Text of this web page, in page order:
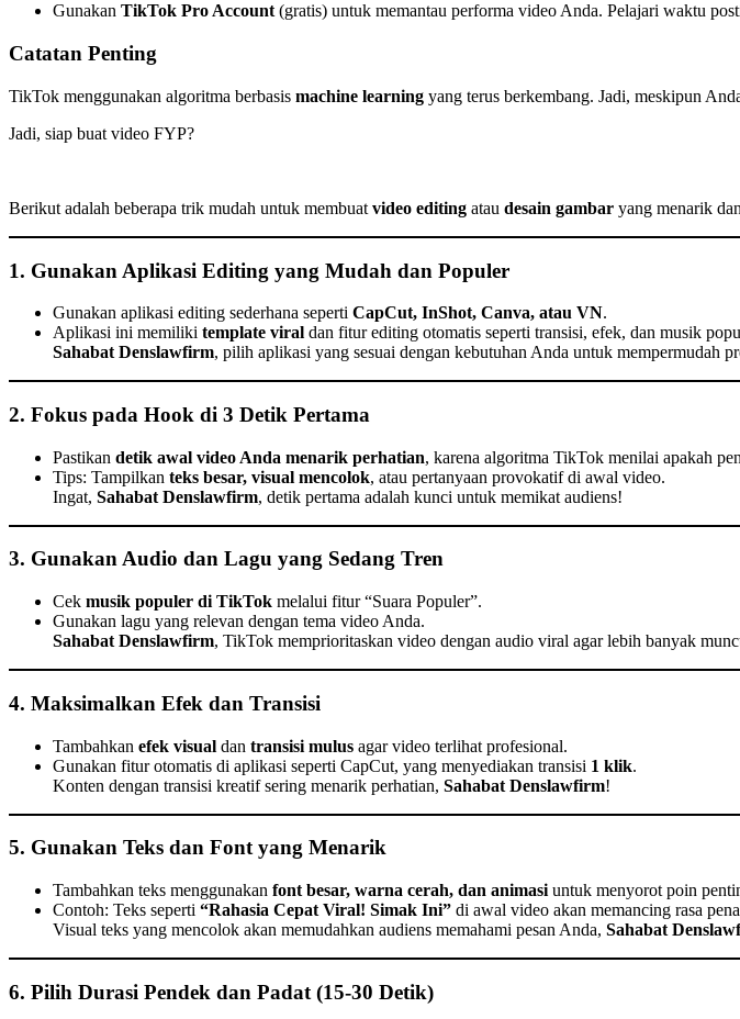
Gunakan TikTok Pro Account (gratis) untuk memantau performa video Anda. Pelajari waktu
Catatan Penting
TikTok menggunakan algoritma berbasis machine learning yang terus berkembang. Jadi, meskipun
Jadi, siap buat video FYP?
Berikut adalah beberapa trik mudah untuk membuat video editing atau desain gambar yang menarik
1. Gunakan Aplikasi Editing yang Mudah dan Populer
Gunakan aplikasi editing sederhana seperti CapCut, InShot, Canva, atau VN.
Aplikasi ini memiliki template viral dan fitur editing otomatis seperti transisi, efek, dan musik
Sahabat Denslawfirm, pilih aplikasi yang sesuai dengan kebutuhan Anda untuk mempermudah
2. Fokus pada Hook di 3 Detik Pertama
Pastikan detik awal video Anda menarik perhatian, karena algoritma TikTok menilai apakah
Tips: Tampilkan teks besar, visual mencolok, atau pertanyaan provokatif di awal video.
Ingat, Sahabat Denslawfirm, detik pertama adalah kunci untuk memikat audiens!
3. Gunakan Audio dan Lagu yang Sedang Tren
Cek musik populer di TikTok melalui fitur “Suara Populer”.
Gunakan lagu yang relevan dengan tema video Anda.
Sahabat Denslawfirm, TikTok memprioritaskan video dengan audio viral agar lebih banyak
4. Maksimalkan Efek dan Transisi
Tambahkan efek visual dan transisi mulus agar video terlihat profesional.
Gunakan fitur otomatis di aplikasi seperti CapCut, yang menyediakan transisi 1 klik.
Konten dengan transisi kreatif sering menarik perhatian, Sahabat Denslawfirm!
5. Gunakan Teks dan Font yang Menarik
Tambahkan teks menggunakan font besar, warna cerah, dan animasi untuk menyorot poin
Contoh: Teks seperti “Rahasia Cepat Viral! Simak Ini” di awal video akan memancing rasa
Visual teks yang mencolok akan memudahkan audiens memahami pesan Anda, Sahabat
6. Pilih Durasi Pendek dan Padat (15-30 Detik)